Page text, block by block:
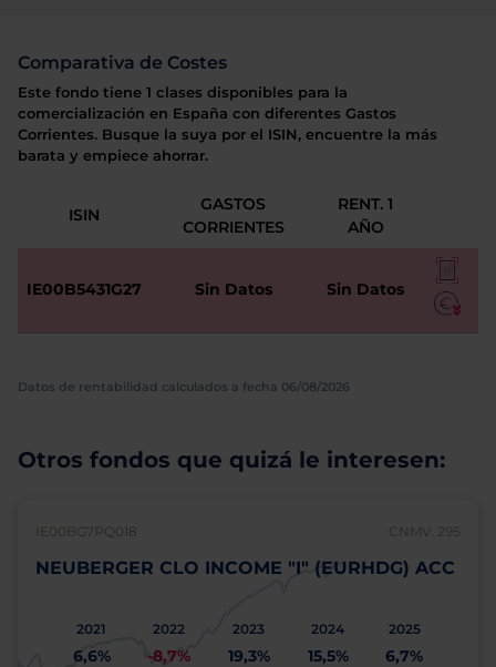
Comparativa de Costes
Este fondo tiene 1 clases disponibles para la
comercialización en España con diferentes Gastos
Corrientes. Busque la suya por el ISIN, encuentre la más
barata y empiece ahorrar.
ISIN
GASTOS
CORRIENTES
RENT. 1
AÑO
IE00B5431G27 Sin Datos Sin Datos
Datos de rentabilidad calculados a fecha 06/08/2026
Otros fondos que quizá le interesen:
IE00BG7PQ018 CNMV: 295
NEUBERGER CLO INCOME "I" (EURHDG) ACC
2021
6,6%
2022
-8,7%
2023
19,3%
2024
15,5%
2025
6,7%